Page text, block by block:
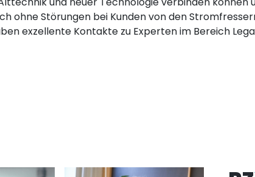
ohne Störungen bei Kunden von den
exzellente Kontakte zu Experten im Bereich